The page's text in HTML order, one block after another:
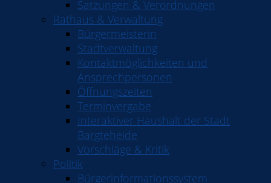
Satzungen & Verordnungen
Rathaus & Verwaltung
Bürgermeisterin
Stadtverwaltung
Kontaktmöglichkeiten und
Ansprechpersonen
Öffnungszeiten
Terminvergabe
Interaktiver Haushalt der Stadt
Bargteheide
Vorschläge & Kritik
Politik
Bürgerinformationssystem